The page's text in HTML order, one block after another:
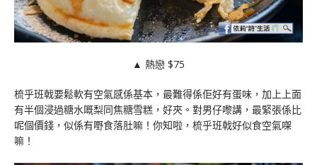
▲ 熱戀 $75
梳乎班戟要鬆軟有空氣感係基本，最難得係佢好有蛋味，加上上面
有半個浸過糖水嘅梨同焦糖雪糕，好夾。對男仔嚟講，最緊張係比
呢個價錢，似係有嘢食落肚嘛！你知啦，梳乎班戟好似食空氣㗎
嘛！